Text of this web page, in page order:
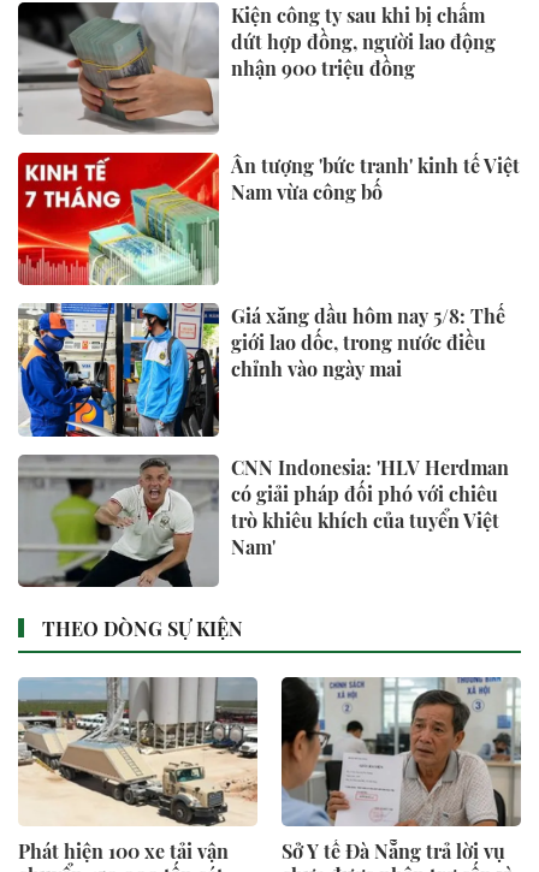
Kiện công ty sau khi bị chấm
dứt hợp đồng, người lao động
nhận 900 triệu đồng
Ấn tượng 'bức tranh' kinh tế Việt
Nam vừa công bố
Giá xăng dầu hôm nay 5/8: Thế
giới lao dốc, trong nước điều
chỉnh vào ngày mai
CNN Indonesia: 'HLV Herdman
có giải pháp đối phó với chiêu
trò khiêu khích của tuyển Việt
Nam'
THEO DÒNG SỰ KIỆN
Sở Y tế Đà Nẵng trả lời vụ
Ăn 1 nắm rau này "tốt